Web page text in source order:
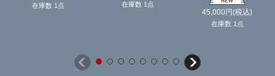
在庫数 1点 在庫数 1点
45,000円(税込)
在庫数 1点